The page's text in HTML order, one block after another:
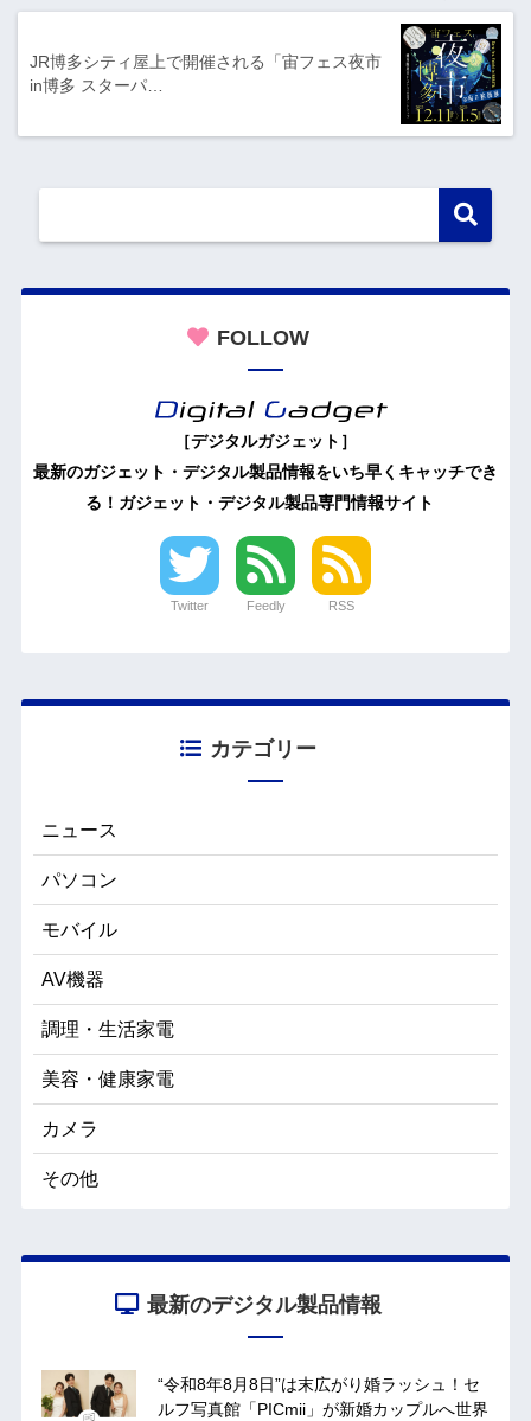
JR博多シティ屋上で開催される「宙フェス夜市
in博多 スターパ…
FOLLOW
［デジタルガジェット］
最新のガジェット・デジタル製品情報をいち早くキャッチでき
る！ガジェット・デジタル製品専門情報サイト
Twitter Feedly RSS
カテゴリー
ニュース
パソコン
モバイル
AV機器
調理・生活家電
美容・健康家電
カメラ
その他
最新のデジタル製品情報
“令和8年8月8日”は末広がり婚ラッシュ！セ
ルフ写真館「PICmii」が新婚カップルへ世界